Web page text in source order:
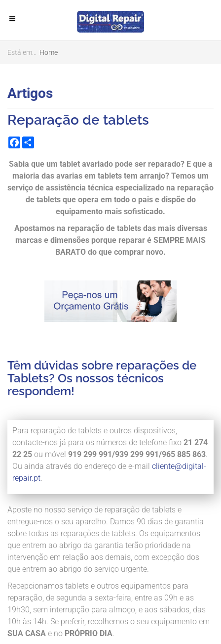
Está em... Home
Artigos
Reparação de tablets
Facebook
Sabia que um tablet avariado pode ser reparado? E que a
maioria das avarias em tablets tem arranjo? Temos um
serviço de assistência técnica especializado na reparação
de tablets que opera em todo o pais e dispõe do
equipamento mais sofisticado.
Apostamos na reparação de tablets das mais diversas
marcas e dimensões porque reparar é SEMPRE MAIS
BARATO do que comprar novo.
Têm dúvidas sobre reparações de
Tablets? Os nossos técnicos
respondem!
Para reparação de tablets e outros dispositivos,
contacte-nos já para os números de telefone fixo 21 274
22 25 ou móvel 919 299 991/939 299 991/965 885 863.
Ou ainda através do endereço de e-mail cliente@digital-
repair.pt.
Aposte no nosso serviço de reparação de tablets e
entregue-nos o seu aparelho. Damos 90 dias de garantia
sobre todas as reparações de tablets. Os equipamentos
que entrem ao abrigo da garantia terão prioridade na
intervenção em relação aos demais, com excepção dos
que entrem ao abrigo do serviço urgente.
Recepcionamos tablets e outros equipamentos para
reparação, de segunda a sexta-feira, entre as 09h e as
19h30, sem interrupção para almoço, e aos sábados, das
10h às 14h. Se preferir, recolhemos o seu equipamento em
SUA CASA e no PRÓPRIO DIA.